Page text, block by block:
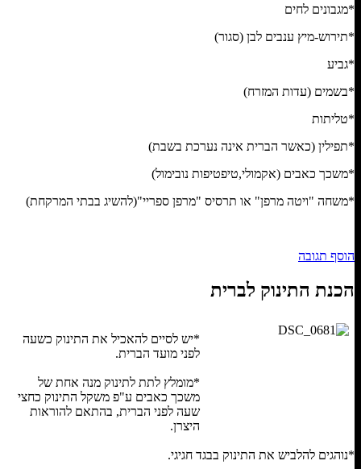
*מגבונים לחים
*תירוש-מיץ ענבים לבן (סגור)
*גביע
*בשמים (עדות המזרח)
*טליתות
*תפילין (כאשר הברית אינה נערכת בשבת)
*משכך כאבים (אקמולי,טיפטיפות נובימול)
*משחה "ויטה מרפן" או תרסיס "מרפן ספריי"(להשיג בבתי המרקחת)
הוסף תגובה
הכנת התינוק לברית
*יש לסיים להאכיל את התינוק כשעה
לפני מועד הברית.
*מומלץ לתת לתינוק מנה אחת של
משכך כאבים ע"פ משקל התינוק כחצי
שעה לפני הברית, בהתאם להוראות
היצרן.
*נוהגים להלביש את התינוק בבגד חגיגי.